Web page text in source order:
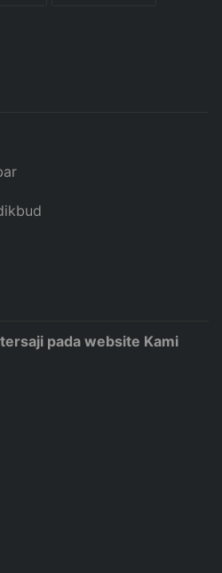
pada website Kami